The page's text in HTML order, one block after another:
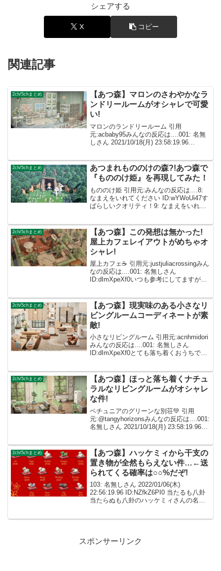
シェアする
X コピー
関連記事
2ch/5chまとめ
【あつ森】マロンのさわやかなラ
ンドリールームがオシャレで可愛
い!
マロンのランドリールーム 引用
元:acbaby95みんなの反応は....001: 名無
しさん 2021/10/18(月) 23:58:19.96
2ch/5chまとめ
あつまれもののけの森?!あつ森で
『もののけ姫』を再現してみた！
もののけ姫 引用元:みんなの反応は....8:
なまえをいれてください ID:wYWoUi47す
ばらしいクオリティ！9: なまえをいれて
をいれてくださ...
2ch/5chまとめ
【あつ森】この発想は無かった!
屋上カフェレイアウトがめちゃオ
シャレ!
屋上カフェ☕️ 引用元:justjuliacrossingみん
なの反応は....001: 名無しさん
ID:dImXpeXf0いつも参考にしてますが今
2ch/5chまとめ
【あつ森】現実味のある小さなリ
ビングルームコーディネートが素
敵!
小さなリビングルーム 引用元:acnhmidori
みんなの反応は....001: 名無しさん
ID:dImXpeXf0とても落ち着くおうちで素
も良いお部屋です...
2ch/5chまとめ
【あつ森】ほっと落ち着くナチュ
ラルなリビングルームがオシャレ
な件!
ペチュニアのグリーンな別荘💚 引用
元:@tangyhorizonsみんなの反応は....001:
名無しさん 2021/10/18(月) 23:58:19.96
2ch/5chまとめ
【あつ森】ハッケミィから干支の
置き物が全然もらえない件…←送
られてくる確率は○○%だぞ!
103: 名無しさん 2022/01/06(木)
22:56:19.96 ID:NZfkZ6PI0 当たるも八卦
当たらぬも八卦のハッケミィさんの名前
スポンサーリンク